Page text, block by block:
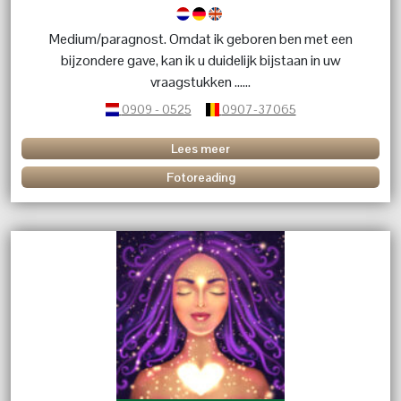
Medium/paragnost. Omdat ik geboren ben met een
bijzondere gave, kan ik u duidelijk bijstaan in uw
vraagstukken ......
0909 - 0525 0907-37065
Lees meer
Fotoreading